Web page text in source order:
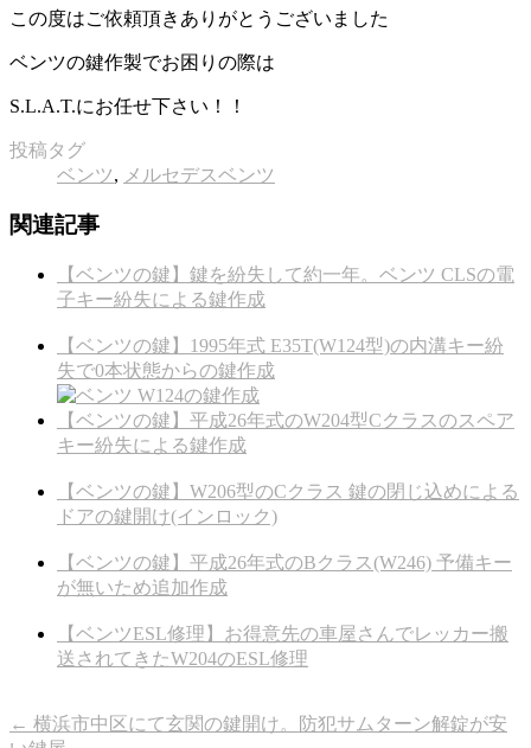
この度はご依頼頂きありがとうございました
ベンツの鍵作製でお困りの際は
S.L.A.T.にお任せ下さい！！
投稿タグ
ベンツ, メルセデスベンツ
関連記事
【ベンツの鍵】鍵を紛失して約一年。ベンツ CLSの電
子キー紛失による鍵作成
【ベンツの鍵】1995年式 E35T(W124型)の内溝キー紛
失で0本状態からの鍵作成
【ベンツの鍵】平成26年式のW204型Cクラスのスペア
キー紛失による鍵作成
【ベンツの鍵】W206型のCクラス 鍵の閉じ込めによる
ドアの鍵開け(インロック)
【ベンツの鍵】平成26年式のBクラス(W246) 予備キー
が無いため追加作成
【ベンツESL修理】お得意先の車屋さんでレッカー搬
送されてきたW204のESL修理
← 横浜市中区にて玄関の鍵開け。防犯サムターン解錠が安